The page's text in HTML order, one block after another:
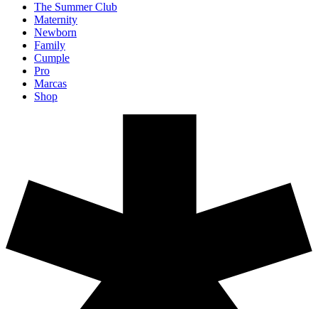
The Summer Club
Maternity
Newborn
Family
Cumple
Pro
Marcas
Shop